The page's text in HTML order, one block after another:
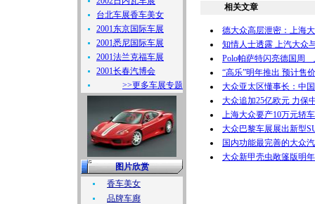
台北车展香车美女
2001东京国际车展
2001悉尼国际车展
2001法兰克福车展
2001长春汽博会
>>更多车展专题
图片欣赏
香车美女
品牌车廊
相关文章
德大众高层泄密：上海
知情人士透露 上汽大众
Polo帕萨特闪亮德国周
“高乐”明年推出 预计售
大众亚太区懂事长：中
大众追加25亿欧元 力保
上海大众要产10万元轿
大众巴黎车展展出新型
国内功能最完善的大众
大众新甲壳虫敞篷版明